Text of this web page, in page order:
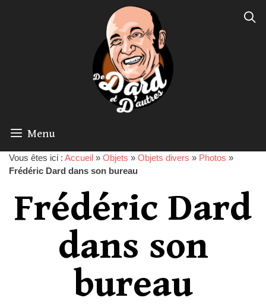
Menu
Vous êtes ici : Accueil » Objets » Objets divers » Photos »
Frédéric Dard dans son bureau
Frédéric Dard
dans son
bureau